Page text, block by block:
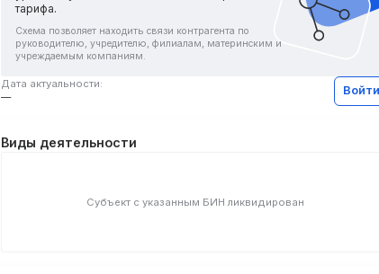
тарифа.
Схема позволяет находить связи контрагента по
руководителю, учредителю, филиалам, материнским и
учреждаемым компаниям.
Дата актуальности:
—
Войти
Виды деятельности
Субъект с указанным БИН ликвидирован